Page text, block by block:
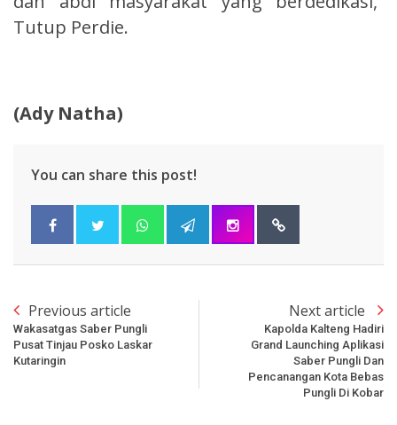
Tutup Perdie.
(Ady Natha)
You can share this post!
Previous article
Wakasatgas Saber Pungli
Pusat Tinjau Posko Laskar
Kutaringin
Next article
Kapolda Kalteng Hadiri
Grand Launching Aplikasi
Saber Pungli Dan
Pencanangan Kota Bebas
Pungli Di Kobar